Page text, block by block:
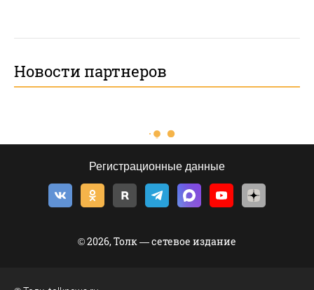
Новости партнеров
Регистрационные данные
© 2026, Толк — сетевое издание